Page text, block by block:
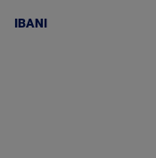
IBANI